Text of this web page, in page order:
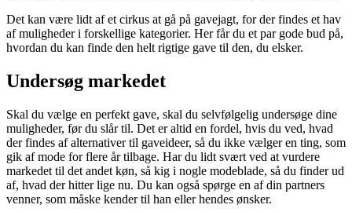
Det kan være lidt af et cirkus at gå på gavejagt, for der findes et hav
af muligheder i forskellige kategorier. Her får du et par gode bud på,
hvordan du kan finde den helt rigtige gave til den, du elsker.
Undersøg markedet
Skal du vælge en perfekt gave, skal du selvfølgelig undersøge dine
muligheder, før du slår til. Det er altid en fordel, hvis du ved, hvad
der findes af alternativer til gaveideer, så du ikke vælger en ting, som
gik af mode for flere år tilbage. Har du lidt svært ved at vurdere
markedet til det andet køn, så kig i nogle modeblade, så du finder ud
af, hvad der hitter lige nu. Du kan også spørge en af din partners
venner, som måske kender til han eller hendes ønsker.